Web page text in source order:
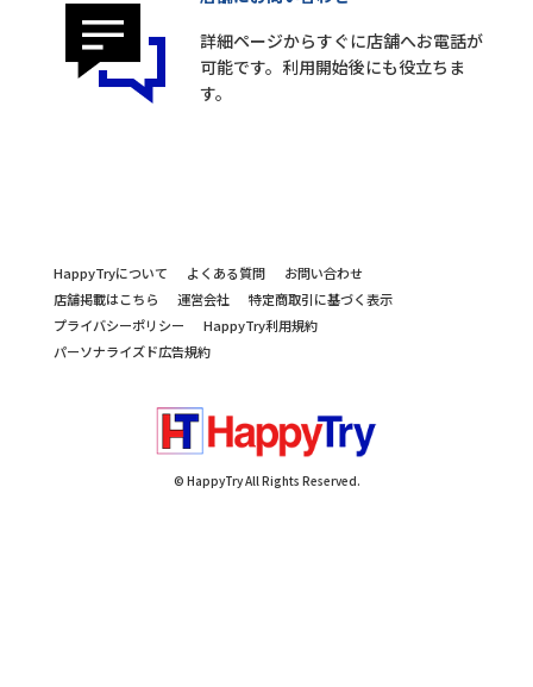
詳細ページからすぐに店舗へお電話が
可能です。利用開始後にも役立ちま
す。
HappyTryについて よくある質問
お問い合わせ
店舗掲載はこちら
運営会社
特定商取引に基づく表示
プライバシーポリシー
HappyTry利用規約
パーソナライズド広告規約
© HappyTry All Rights Reserved.